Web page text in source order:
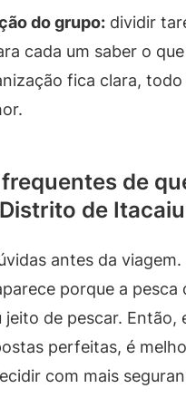
do grupo: dividir
cada um saber o
fica clara,
de
de Itacaiu
antes da viagem.
porque a pesca
jeito de pescar. Então,
perfeitas, é
com mais